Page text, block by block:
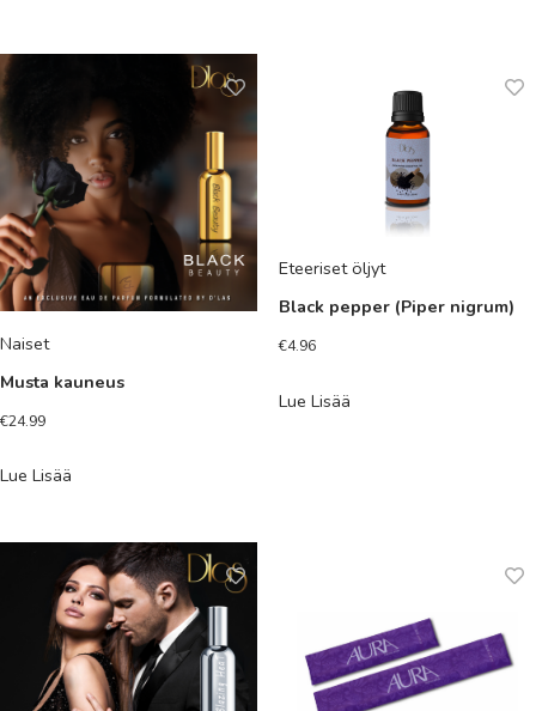
Naiset
Musta kauneus
€24.99
Lue Lisää
Eteeriset öljyt
Black pepper (Piper nigrum)
€4.96
Lue Lisää